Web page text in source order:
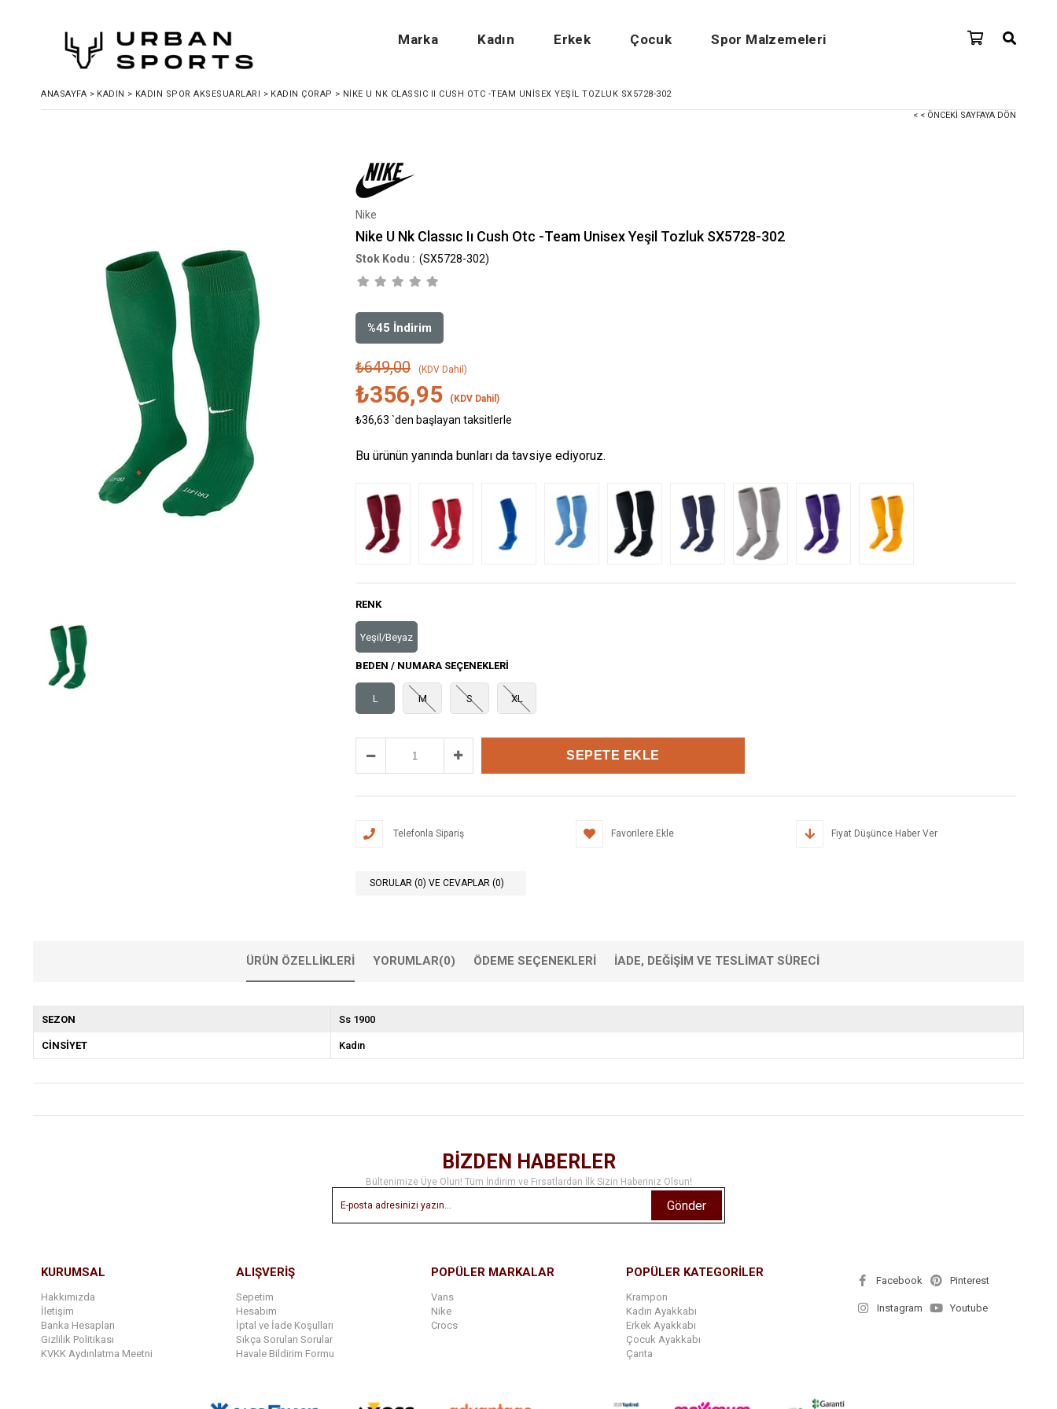
Marka Kadın Erkek Çocuk Spor Malzemeleri
ANASAYFA > KADIN > KADIN SPOR AKSESUARLARI > KADIN ÇORAP > NIKE U NK CLASSIC II CUSH OTC -TEAM UNISEX YEŞIL TOZLUK SX5728-302
< < ÖNCEKI SAYFAYA DÖN
Nike
Nike U Nk Classıc Iı Cush Otc -Team Unisex Yeşil Tozluk SX5728-302
(SX5728-302)
%45 İndirim
₺649,00 (KDV Dahil)
₺356,95 (KDV Dahil)
₺36,63 `den başlayan taksitlerle
Bu ürünün yanında bunları da tavsiye ediyoruz.
RENK
Yeşil/Beyaz
BEDEN / NUMARA SEÇENEKLERI
L M S XL
Telefonla Sipariş Favorilere Ekle Fiyat Düşünce Haber Ver
SORULAR (0) VE CEVAPLAR (0)
ÜRÜN ÖZELLIKLERI YORUMLAR(0) ÖDEME SEÇENEKLERI İADE, DEĞIŞIM VE TESLIMAT SÜRECI
SEZON Ss 1900
CİNSİYET Kadın
BİZDEN HABERLER
Bültenimize Üye Olun! Tüm İndirim ve Fırsatlardan İlk Sizin Haberiniz Olsun!
Gönder
KURUMSAL
Hakkımızda
İletişim
Banka Hesapları
Gizlilik Politikası
KVKK Aydınlatma Meetni
ALIŞVERİŞ
Sepetim
Hesabım
İptal ve İade Koşulları
Sıkça Sorulan Sorular
Havale Bildirim Formu
POPÜLER MARKALAR
Vans
Nike
Crocs
POPÜLER KATEGORİLER
Krampon
Kadın Ayakkabı
Erkek Ayakkabı
Çocuk Ayakkabı
Çanta
Facebook Pinterest
Instagram Youtube